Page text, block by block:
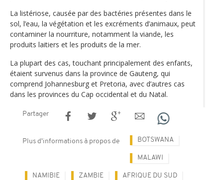
La listériose, causée par des bactéries présentes dans le
sol, l’eau, la végétation et les excréments d’animaux, peut
contaminer la nourriture, notamment la viande, les
produits laitiers et les produits de la mer.
La plupart des cas, touchant principalement des enfants,
étaient survenus dans la province de Gauteng, qui
comprend Johannesburg et Pretoria, avec d’autres cas
dans les provinces du Cap occidental et du Natal.
Partager
Plus d'informations à propos de BOTSWANA
MALAWI
NAMIBIE ZAMBIE AFRIQUE DU SUD